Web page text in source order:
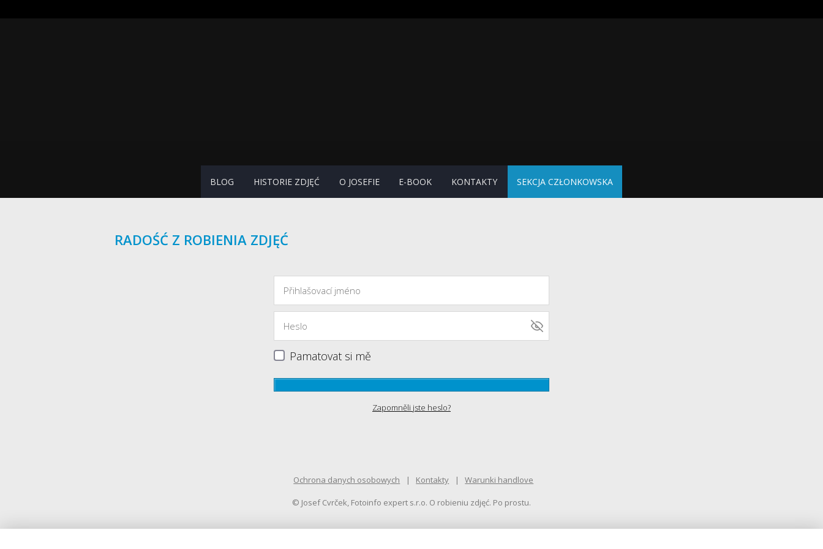
BLOG HISTORIE ZDJĘĆ O JOSEFIE E-BOOK KONTAKTY SEKCJA CZŁONKOWSKA
RADOŚĆ Z ROBIENIA ZDJĘĆ
Pamatovat si mě
Zapomněli jste heslo?
Ochrona danych osobowych Kontakty Warunki handlove
© Josef Cvrček, Fotoinfo expert s.r.o. O robieniu zdjęć. Po prostu.